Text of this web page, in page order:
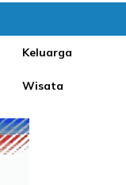
Keluarga
Wisata